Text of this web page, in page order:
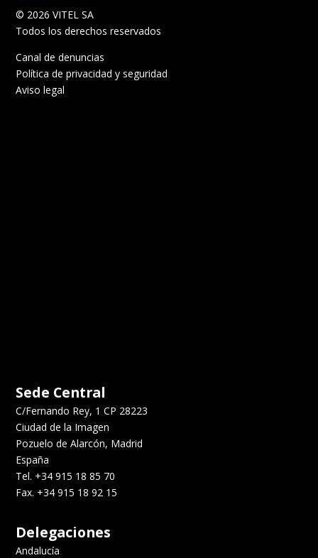
© 2026 VITEL SA
Todos los derechos reservados
Canal de denuncias
Política de privacidad y seguridad
Aviso legal
Sede Central
C/Fernando Rey, 1 CP 28223
Ciudad de la Imagen
Pozuelo de Alarcón, Madrid
España
Tel. +34 915 18 85 70
Fax. +34 915 18 92 15
Delegaciones
Andalucía